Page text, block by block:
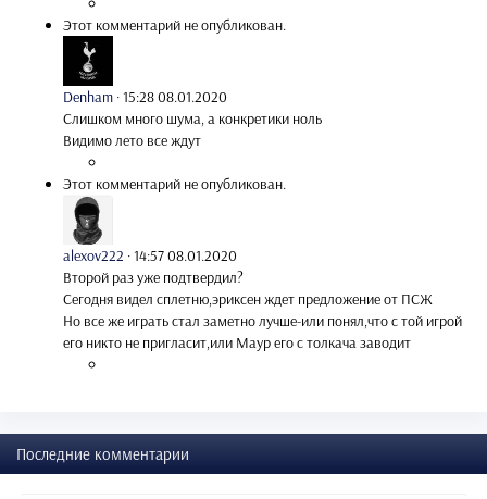
Этот комментарий не опубликован.
Denham ·15:28 08.01.2020
Слишком много шума, а конкретики ноль
Видимо лето все ждут
Этот комментарий не опубликован.
alexov222 ·14:57 08.01.2020
Второй раз уже подтвердил?
Сегодня видел сплетню,эриксен ждет предложение от ПСЖ
Но все же играть стал заметно лучше-или понял,что с той игрой
его никто не пригласит,или Маур его с толкача заводит
Последние комментарии